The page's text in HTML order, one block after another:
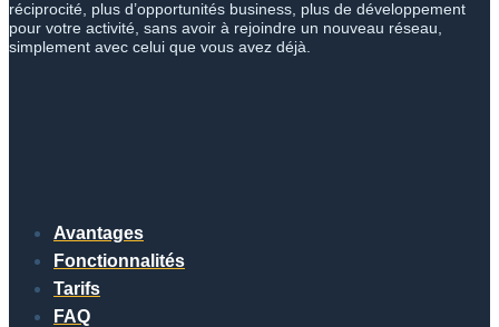
réciprocité, plus d’opportunités business, plus de développement
pour votre activité, sans avoir à rejoindre un nouveau réseau,
simplement avec celui que vous avez déjà.
Avantages
Fonctionnalités
Tarifs
FAQ